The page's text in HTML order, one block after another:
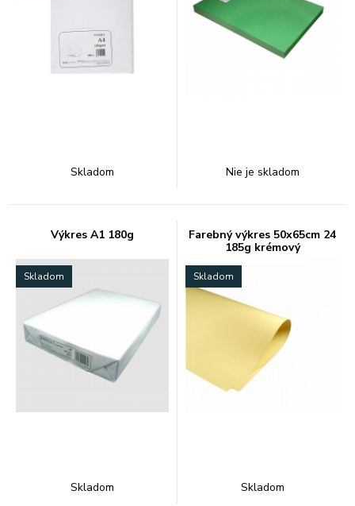
Skladom Nie je skladom
Výkres A1 180g
Skladom
Skladom
Farebný výkres 50x65cm 24
185g krémový
Skladom
Skladom